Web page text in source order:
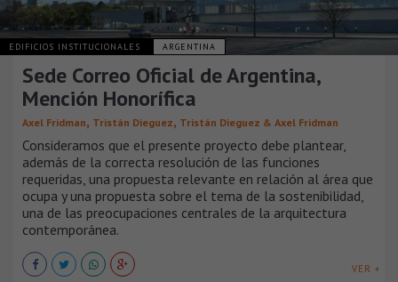
EDIFICIOS INSTITUCIONALES ARGENTINA
Sede Correo Oficial de Argentina,
Mención Honorífica
Axel Fridman, Tristán Dieguez, Tristán Dieguez & Axel Fridman
Consideramos que el presente proyecto debe plantear,
además de la correcta resolución de las funciones
requeridas, una propuesta relevante en relación al área que
ocupa y una propuesta sobre el tema de la sostenibilidad,
una de las preocupaciones centrales de la arquitectura
contemporánea.
VER +